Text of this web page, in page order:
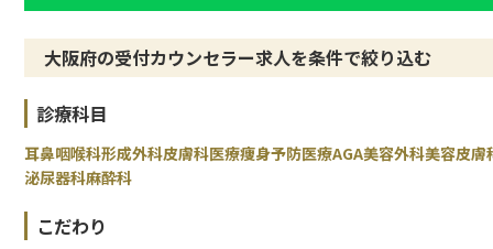
大阪府の受付カウンセラー求人を条件で絞り込む
診療科目
耳鼻咽喉科形成外科皮膚科医療痩身予防医療AGA美容外科美容皮膚
泌尿器科麻酔科
こだわり